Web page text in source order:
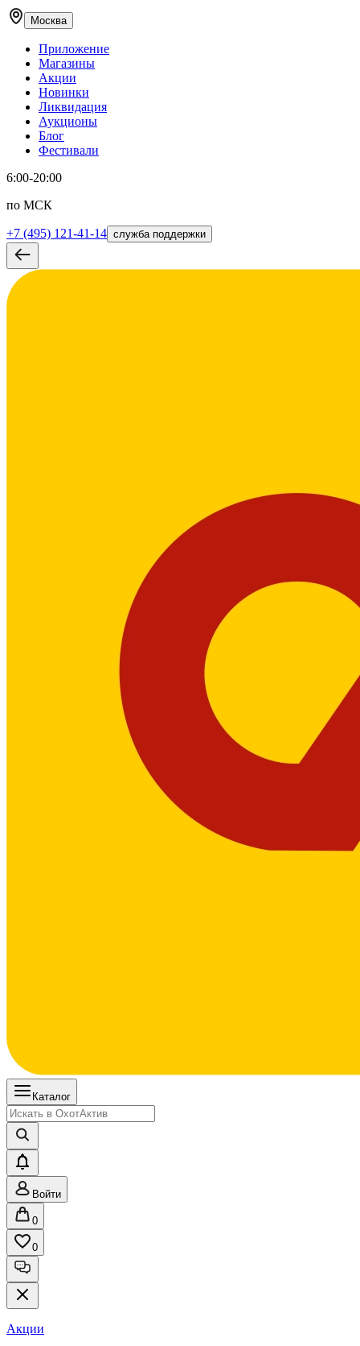
Москва
Приложение
Магазины
Акции
Новинки
Ликвидация
Аукционы
Блог
Фестивали
6:00-20:00
по МСК
+7 (495) 121-41-14 служба поддержки
Каталог
Войти
0
0
Акции